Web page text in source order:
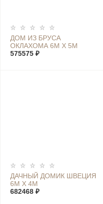
ДОМ ИЗ БРУСА
ОКЛАХОМА 6М Х 5М
575575 ₽
ДАЧНЫЙ ДОМИК ШВЕЦИЯ
6М Х 4М
682468 ₽